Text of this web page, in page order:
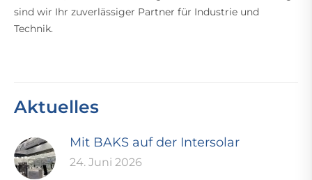
sind wir Ihr zuverlässiger Partner für Industrie und
Technik.
Aktuelles
Mit BAKS auf der Intersolar
24. Juni 2026